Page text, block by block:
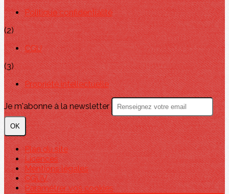
Politique confidentialité
(2)
CGU
(3)
Propriété intellectuelle
Je m'abonne à la newsletter
OK
Plan du site
Licences
Mentions légales
CGUV
Paramétrer vos cookies